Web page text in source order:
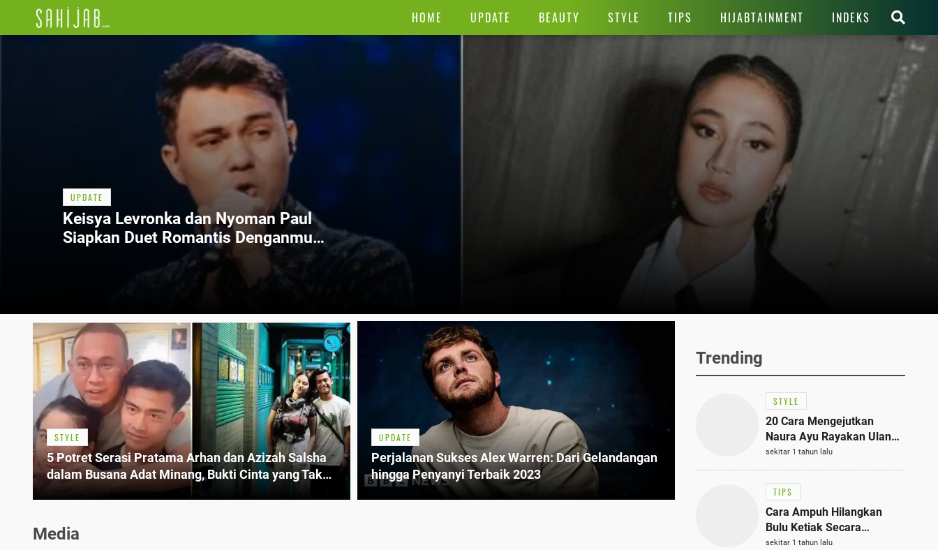
HOME UPDATE BEAUTY STYLE TIPS HIJABTAINMENT INDEKS
UPDATE
Keisya Levronka dan Nyoman Paul
Siapkan Duet Romantis Denganmu
Saja 27 Juni 2025
STYLE
5 Potret Serasi Pratama Arhan dan Azizah Salsha
dalam Busana Adat Minang, Bukti Cinta yang Tak
Pernah Redup
UPDATE
Perjalanan Sukses Alex Warren: Dari Gelandangan
hingga Penyanyi Terbaik 2023
Media
Trending
STYLE
20 Cara Mengejutkan
Naura Ayu Rayakan Ulang
Tahun di Panti Asuhan,
Terlihat Anggun dengan
Kaftan Cokelat
sekitar 1 tahun lalu
TIPS
Cara Ampuh Hilangkan
Bulu Ketiak Secara
Permanen dalam 5
sekitar 1 tahun lalu